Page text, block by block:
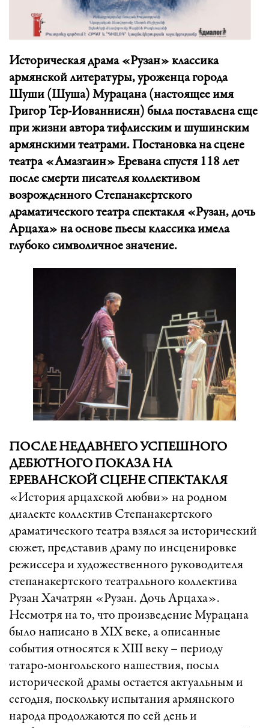
Историческая драма «Рузан» классика
армянской литературы, уроженца города
Шуши (Шуша) Мурацана (настоящее имя
Григор Тер-Иованнисян) была поставлена еще
при жизни автора тифлисским и шушинским
армянскими театрами. Постановка на сцене
театра «Амазгаин» Еревана спустя 118 лет
после смерти писателя коллективом
возрожденного Степанакертского
драматического театра спектакля «Рузан, дочь
Арцаха» на основе пьесы классика имела
глубоко символичное значение.
ПОСЛЕ НЕДАВНЕГО УСПЕШНОГО
ДЕБЮТНОГО ПОКАЗА НА
ЕРЕВАНСКОЙ СЦЕНЕ СПЕКТАКЛЯ
«История арцахской любви» на родном
диалекте коллектив Степанакертского
драматического театра взялся за исторический
сюжет, представив драму по инсценировке
режиссера и художественного руководителя
степанакертского театрального коллектива
Рузан Хачатрян «Рузан. Дочь Арцаха».
Несмотря на то, что произведение Мурацана
было написано в XIX веке, а описанные
события относятся к XIII веку – периоду
татаро-монгольского нашествия, посыл
исторической драмы остается актуальным и
сегодня, поскольку испытания армянского
народа продолжаются по сей день и